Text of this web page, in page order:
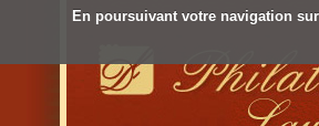
En poursuivant votre navigation